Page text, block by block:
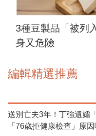
3種豆製品「被列
身又危險
編輯精選推薦
送別亡夫3年！丁強遺孀
「76歲拒健康檢查」原